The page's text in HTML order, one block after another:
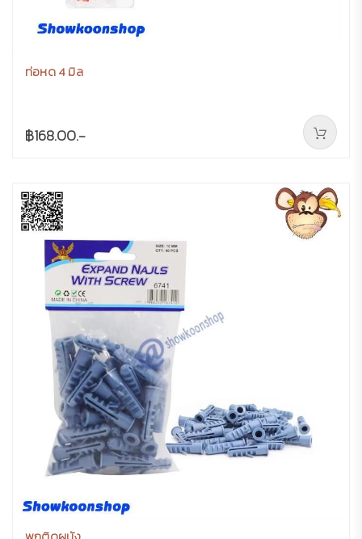
ท่อหด 4 มิล
฿168.00.-